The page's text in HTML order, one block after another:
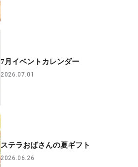
7月イベントカレンダー
2026.07.01
ステラおばさんの夏ギフト
2026.06.26